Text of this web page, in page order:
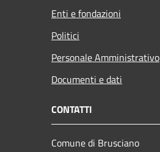
Enti e fondazioni
Politici
Personale Amministrativo
Documenti e dati
CONTATTI
Comune di Brusciano